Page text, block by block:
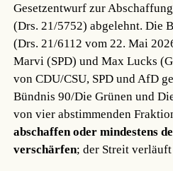
Gesetzentwurf zur
(Drs. 21/5752) abgelehnt. Die
(Drs. 21/6112 vom 22. Mai
Marvi (SPD) und Max Lucks
von CDU/CSU, SPD und AfD
Bündnis 90/Die Grünen und
von vier abstimmenden
abschaffen oder mindestens
verschärfen; der Streit